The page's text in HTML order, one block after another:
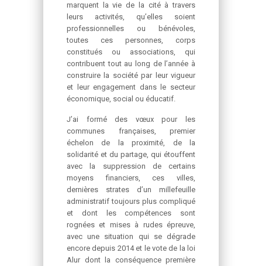
marquent la vie de la cité à travers
leurs activités, qu’elles soient
professionnelles ou bénévoles,
toutes ces personnes, corps
constitués ou associations, qui
contribuent tout au long de l’année à
construire la société par leur vigueur
et leur engagement dans le secteur
économique, social ou éducatif.
J’ai formé des vœux pour les
communes françaises, premier
échelon de la proximité, de la
solidarité et du partage, qui étouffent
avec la suppression de certains
moyens financiers, ces villes,
dernières strates d’un millefeuille
administratif toujours plus compliqué
et dont les compétences sont
rognées et mises à rudes épreuve,
avec une situation qui se dégrade
encore depuis 2014 et le vote de la loi
Alur dont la conséquence première